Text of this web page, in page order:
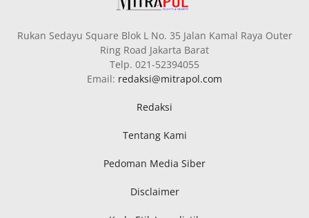
Rukan Sedayu Square Blok L No. 35 Jalan Kamal Raya Outer
Ring Road Jakarta Barat
Telp. 021-52394055
Email: redaksi@mitrapol.com
Redaksi
Tentang Kami
Pedoman Media Siber
Disclaimer